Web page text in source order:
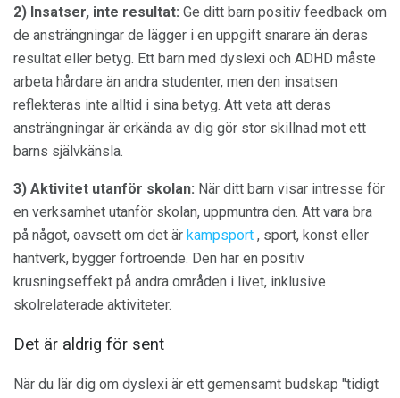
2) Insatser, inte resultat: Ge ditt barn positiv feedback om
de ansträngningar de lägger i en uppgift snarare än deras
resultat eller betyg. Ett barn med dyslexi och ADHD måste
arbeta hårdare än andra studenter, men den insatsen
reflekteras inte alltid i sina betyg. Att veta att deras
ansträngningar är erkända av dig gör stor skillnad mot ett
barns självkänsla.
3) Aktivitet utanför skolan: När ditt barn visar intresse för
en verksamhet utanför skolan, uppmuntra den. Att vara bra
på något, oavsett om det är kampsport , sport, konst eller
hantverk, bygger förtroende. Den har en positiv
krusningseffekt på andra områden i livet, inklusive
skolrelaterade aktiviteter.
Det är aldrig för sent
När du lär dig om dyslexi är ett gemensamt budskap "tidigt